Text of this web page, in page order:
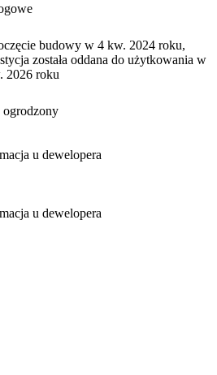
budowy w 4 kw. 2024 roku,
została oddana do użytkowania w
2026 roku
ogrodzony
u dewelopera
u dewelopera